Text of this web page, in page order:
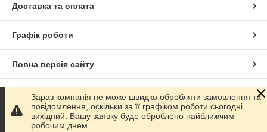
Доставка та оплата
Графік роботи
Повна версія сайту
Сайт створено на маркетплейсі Prom.ua
Політика конфіденційності
Зараз компанія не може швидко обробляти замовлення та
повідомлення, оскільки за її графіком роботи сьогодні
вихідний. Вашу заявку буде оброблено найближчим
робочим днем.